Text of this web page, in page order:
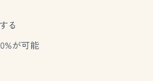
る
が可能